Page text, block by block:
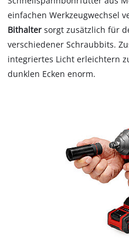
einfachen Werkzeugwechsel
Bithalter sorgt zusätzlich für
verschiedener Schraubbits.
integriertes Licht erleichtern
dunklen Ecken enorm.